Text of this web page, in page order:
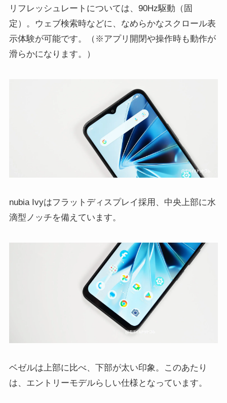
リフレッシュレートについては、90Hz駆動（固
定）。ウェブ検索時などに、なめらかなスクロール表
示体験が可能です。（※アプリ開閉や操作時も動作が
滑らかになります。）
nubia Ivyはフラットディスプレイ採用、中央上部に水
滴型ノッチを備えています。
ベゼルは上部に比べ、下部が太い印象。このあたり
は、エントリーモデルらしい仕様となっています。